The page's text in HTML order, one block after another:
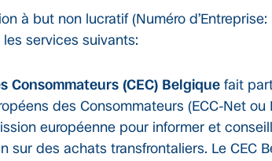
à but non lucratif (Numéro d’Entreprise:
les services suivants:
Consommateurs (CEC) Belgique fait
des Consommateurs (ECC-Net ou
européenne pour informer et
sur des achats transfrontaliers. Le CEC